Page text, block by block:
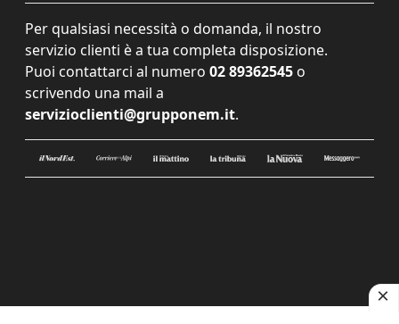
Per qualsiasi necessità o domanda, il nostro
servizio clienti è a tua completa disposizione.
Puoi contattarci al numero 02 89362545 o
scrivendo una mail a
servizioclienti@grupponem.it.